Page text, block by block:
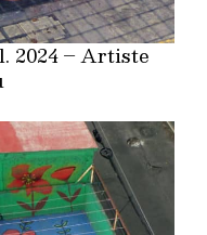
2024 – Artiste